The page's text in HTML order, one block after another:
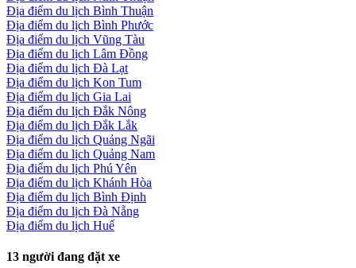
Địa điểm du lịch Bình Thuận
Địa điểm du lịch Bình Phước
Địa điểm du lịch Vũng Tàu
Địa điểm du lịch Lâm Đồng
Địa điểm du lịch Đà Lạt
Địa điểm du lịch Kon Tum
Địa điểm du lịch Gia Lai
Địa điểm du lịch Đắk Nông
Địa điểm du lịch Đắk Lắk
Địa điểm du lịch Quảng Ngãi
Địa điểm du lịch Quảng Nam
Địa điểm du lịch Phú Yên
Địa điểm du lịch Khánh Hòa
Địa điểm du lịch Bình Định
Địa điểm du lịch Đà Nẵng
Địa điểm du lịch Huế
13 người đang đặt xe